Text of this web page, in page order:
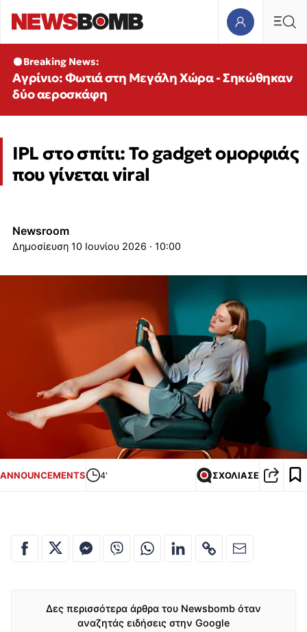
Breaking News:
Αγρίνιο: Φωτιά στη Μεγάλη Χώρα - Σηκώθηκαν
δύο αεροσκάφη
IPL στο σπίτι: Το gadget ομορφιάς
που γίνεται viral
Newsroom
10 Ιουνίου 2026 · 10:00
ANNOUNCEMENTS 4' ΣΧΟΛΙΑΣΕ
Δες περισσότερα άρθρα του Newsbomb όταν
αναζητάς ειδήσεις στην Google